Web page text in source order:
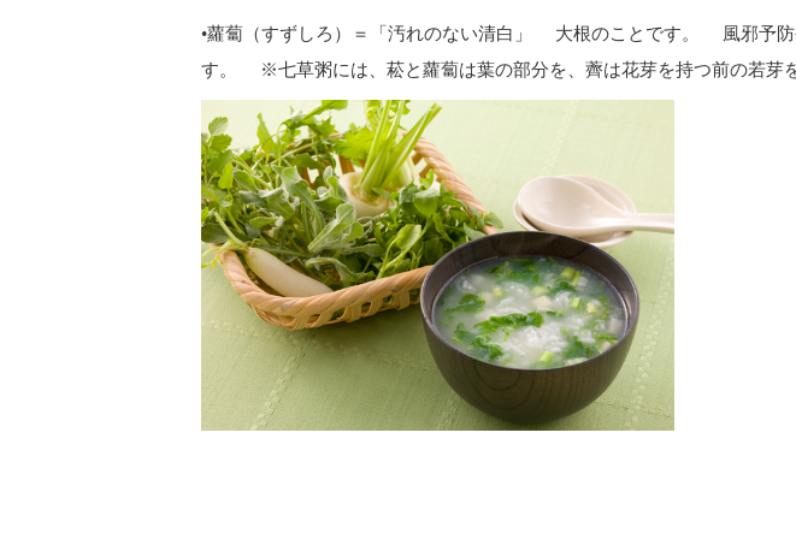
•蘿蔔（すずしろ）＝「汚れのない清白」 大根のことです。 風邪予防
す。 ※七草粥には、菘と蘿蔔は葉の部分を、薺は花芽を持つ前の若芽を